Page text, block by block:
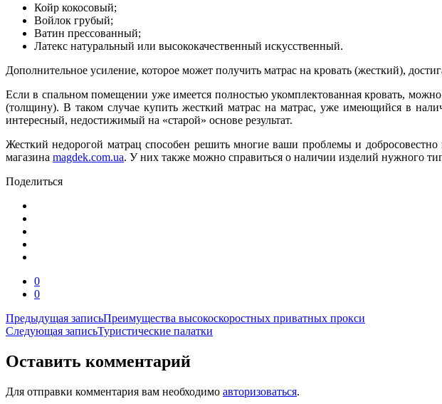
Койр кокосовый;
Войлок грубый;
Ватин прессованный;
Латекс натуральный или высококачественный искусственный.
Дополнительное усиление, которое может получить матрас на кровать (жесткий),
Если в спальном помещении уже имеется полностью укомплектованная кровать,
(толщину). В таком случае купить жесткий матрас на матрас, уже имеющийся в
интересный, недостижимый на «старой» основе результат.
Жесткий недорогой матрац способен решить многие ваши проблемы и
магазина magdek.com.ua. У них также можно справиться о наличии изделий нужного
Поделиться
0
0
Навигация
по
записям
Предыдущая записьПреимущества высокоскоростных приватных прокси
Следующая записьТуристические палатки
Оставить комментарий
Для отправки комментария вам необходимо авторизоваться.